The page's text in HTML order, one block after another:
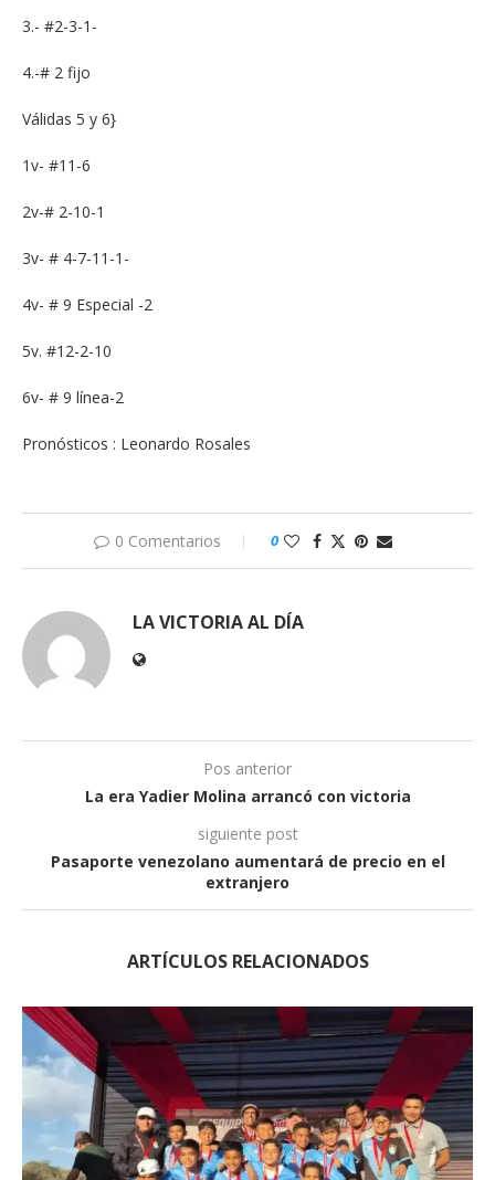
3.- #2-3-1-
4.-# 2 fijo
Válidas 5 y 6}
1v- #11-6
2v-# 2-10-1
3v- # 4-7-11-1-
4v- # 9 Especial -2
5v. #12-2-10
6v- # 9 línea-2
Pronósticos : Leonardo Rosales
0 Comentarios 0
LA VICTORIA AL DÍA
Pos anterior
La era Yadier Molina arrancó con victoria
siguiente post
Pasaporte venezolano aumentará de precio en el
extranjero
ARTÍCULOS RELACIONADOS